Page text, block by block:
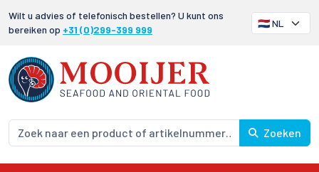
Wilt u advies of telefonisch bestellen? U kunt ons
bereiken op +31 (0)299-399 999
Zoeken